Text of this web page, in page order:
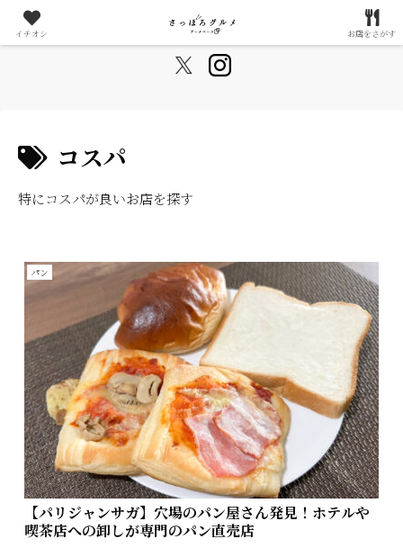
札幌が好きすぎる20代夫婦によるグルメ情報まとめサイト
コスパ
特にコスパが良いお店を探す
パン
【パリジャンサガ】穴場のパン屋さん発見！ホテルや
喫茶店への卸しが専門のパン直売店
イチオシ お店をさがす